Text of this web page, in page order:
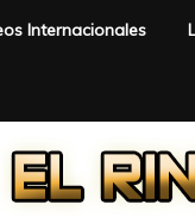
Internacionales